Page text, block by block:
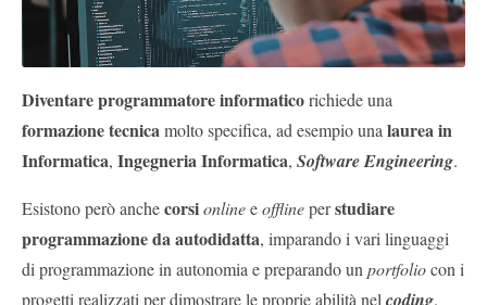
Diventare programmatore informaticorichiede una
formazione tecnica molto specifica, ad esempio una laurea in
Informatica, Ingegneria Informatica, Software Engineering.
Esistono però anchecorsionlineeofflineperstudiare
programmazione da autodidatta, imparando i vari linguaggi
di programmazione in autonomia e preparando un portfoliocon i
progetti realizzati per dimostrare le proprie abilità nel coding.